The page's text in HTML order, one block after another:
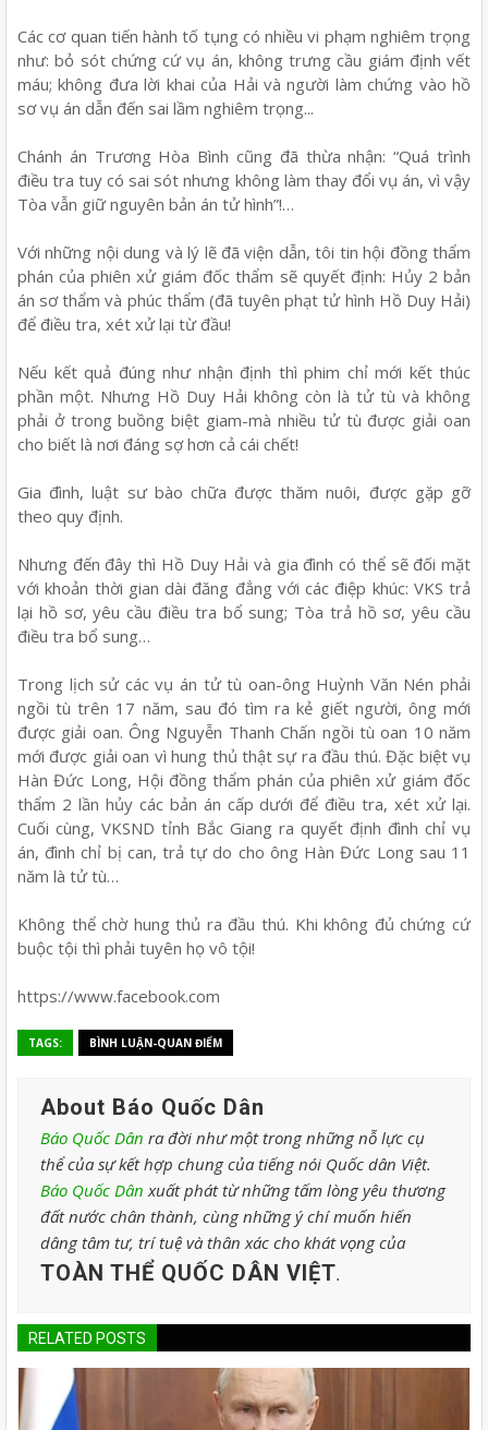
Các cơ quan tiến hành tố tụng có nhiều vi phạm nghiêm trọng
như: bỏ sót chứng cứ vụ án, không trưng cầu giám định vết
máu; không đưa lời khai của Hải và người làm chứng vào hồ
sơ vụ án dẫn đến sai lầm nghiêm trọng...
Chánh án Trương Hòa Bình cũng đã thừa nhận: “Quá trình
điều tra tuy có sai sót nhưng không làm thay đổi vụ án, vì vậy
Tòa vẫn giữ nguyên bản án tử hình”!…
Với những nội dung và lý lẽ đã viện dẫn, tôi tin hội đồng thẩm
phán của phiên xử giám đốc thẩm sẽ quyết định: Hủy 2 bản
án sơ thẩm và phúc thẩm (đã tuyên phạt tử hình Hồ Duy Hải)
để điều tra, xét xử lại từ đầu!
Nếu kết quả đúng như nhận định thì phim chỉ mới kết thúc
phần một. Nhưng Hồ Duy Hải không còn là tử tù và không
phải ở trong buồng biệt giam-mà nhiều tử tù được giải oan
cho biết là nơi đáng sợ hơn cả cái chết!
Gia đình, luật sư bào chữa được thăm nuôi, được gặp gỡ
theo quy định.
Nhưng đến đây thì Hồ Duy Hải và gia đình có thể sẽ đối mặt
với khoản thời gian dài đăng đẳng với các điệp khúc: VKS trả
lại hồ sơ, yêu cầu điều tra bổ sung; Tòa trả hồ sơ, yêu cầu
điều tra bổ sung…
Trong lịch sử các vụ án tử tù oan-ông Huỳnh Văn Nén phải
ngồi tù trên 17 năm, sau đó tìm ra kẻ giết người, ông mới
được giải oan. Ông Nguyễn Thanh Chấn ngồi tù oan 10 năm
mới được giải oan vì hung thủ thật sự ra đầu thú. Đặc biệt vụ
Hàn Đức Long, Hội đồng thẩm phán của phiên xử giám đốc
thẩm 2 lần hủy các bản án cấp dưới để điều tra, xét xử lại.
Cuối cùng, VKSND tỉnh Bắc Giang ra quyết định đình chỉ vụ
án, đình chỉ bị can, trả tự do cho ông Hàn Đức Long sau 11
năm là tử tù…
Không thể chờ hung thủ ra đầu thú. Khi không đủ chứng cứ
buộc tội thì phải tuyên họ vô tội!
https://www.facebook.com
TAGS: BÌNH LUẬN-QUAN ĐIỂM
About Báo Quốc Dân
Báo Quốc Dân ra đời như một trong những nỗ lực cụ
thể của sự kết hợp chung của tiếng nói Quốc dân Việt.
Báo Quốc Dân xuất phát từ những tấm lòng yêu thương
đất nước chân thành, cùng những ý chí muốn hiến
dâng tâm tư, trí tuệ và thân xác cho khát vọng của
TOÀN THỂ QUỐC DÂN VIỆT.
RELATED POSTS